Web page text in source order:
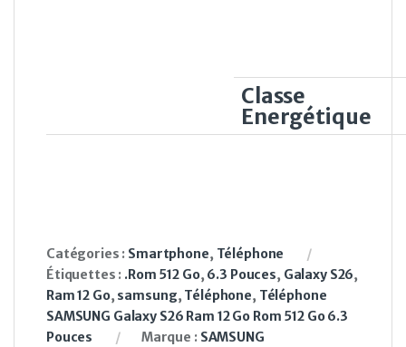
Classe
Energétique
Catégories : Smartphone, Téléphone
Étiquettes : .Rom 512 Go, 6.3 Pouces, Galaxy S26,
Ram 12 Go, samsung, Téléphone, Téléphone
SAMSUNG Galaxy S26 Ram 12 Go Rom 512 Go 6.3
Pouces
Marque : SAMSUNG